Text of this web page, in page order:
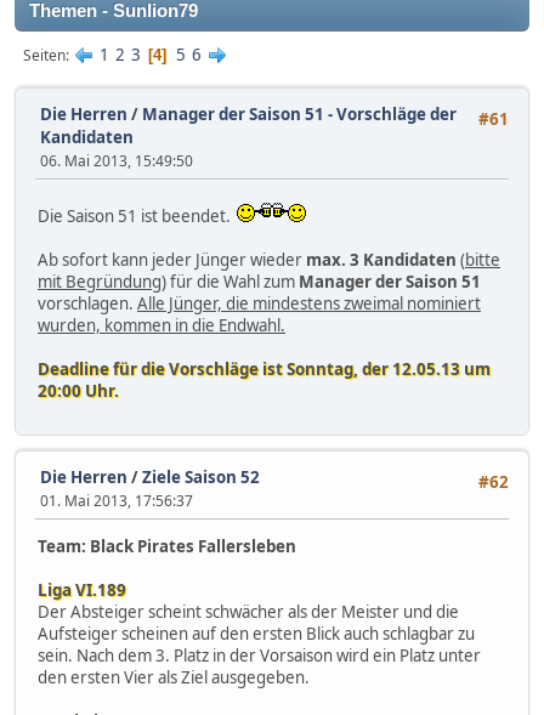
Themen - Sunlion79
Seiten 1 2 3 4 5 6
#61
Die Herren / Manager der Saison 51 - Vorschläge der
Kandidaten
06. Mai 2013, 15:49:50
Die Saison 51 ist beendet.
Ab sofort kann jeder Jünger wieder max. 3 Kandidaten (bitte
mit Begründung) für die Wahl zum Manager der Saison 51
vorschlagen. Alle Jünger, die mindestens zweimal nominiert
wurden, kommen in die Endwahl.
Deadline für die Vorschläge ist Sonntag, der 12.05.13 um
20:00 Uhr.
#62
Die Herren /Ziele Saison 52
01. Mai 2013, 17:56:37
Team: Black Pirates Fallersleben
Liga VI.189
Der Absteiger scheint schwächer als der Meister und die
Aufsteiger scheinen auf den ersten Blick auch schlagbar zu
sein. Nach dem 3. Platz in der Vorsaison wird ein Platz unter
den ersten Vier als Ziel ausgegeben.